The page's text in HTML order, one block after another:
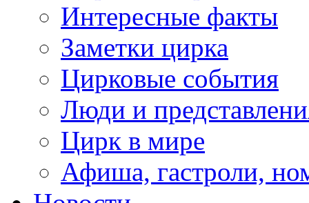
Интересные факты
Заметки цирка
Цирковые события
Люди и
Цирк в мире
Афиша, гастроли,